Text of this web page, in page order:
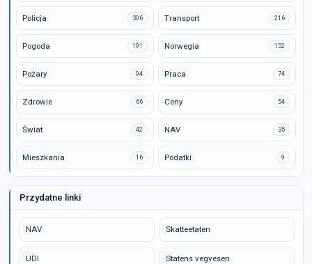
Policja 306 Transport 216
Pogoda 191 Norwegia 152
Pożary 94 Praca 74
Zdrowie 66 Ceny 54
Świat 42 NAV 35
Mieszkania 16 Podatki 9
Przydatne linki
NAV Skatteetaten
UDI Statens vegvesen